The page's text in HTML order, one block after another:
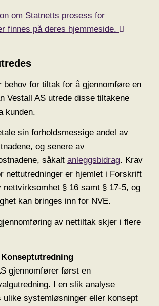
om Statnetts prosess for
finnes på deres hjemmeside.
behov for tiltak for å gjennomføre en
Vestall AS utrede disse tiltakene
kunden.
sin forholdsmessige andel av
og senere av
såkalt anleggsbidrag. Krav
nettutredninger er hjemlet i Forskrift
nettvirksomhet § 16 samt § 17-5, og
kan bringes inn for NVE.
av nettiltak skjer i flere
gjennomfører først en
I en slik analyse
ulike systemløsninger eller konsept